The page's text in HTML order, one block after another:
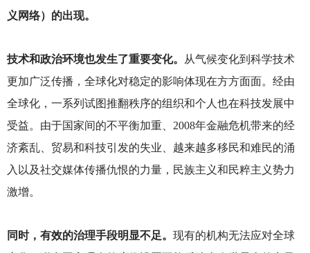
义网络）的出现。
技术和政治环境也发生了重要变化。
从气候变化到科学技术
更加广泛传播，全球化对稳定的影响体现在方方面面。经由
全球化，一系列试图推翻秩序的组织和个人也在科技发展中
受益。由于国家间的不平衡加重、2008年金融危机带来的经
济紊乱、贸易和科技引发的失业、越来越多移民和难民的涌
入以及社交媒体传播仇恨的力量，民族主义和民粹主义势力
激增。
同时，有效的治理手段明显不足。 现有的机构无法应对全球